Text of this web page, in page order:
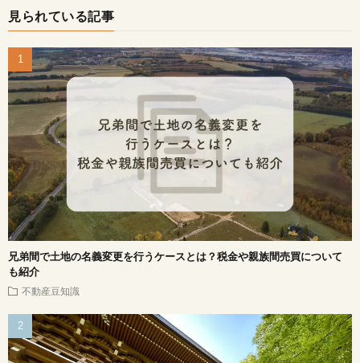
見られている記事
兄弟間で土地の名義変更を行うケースとは？税金や親族間売買について
も紹介
不動産豆知識